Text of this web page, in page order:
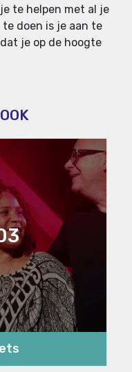
te helpen met al je
doen is je aan te
je op de hoogte